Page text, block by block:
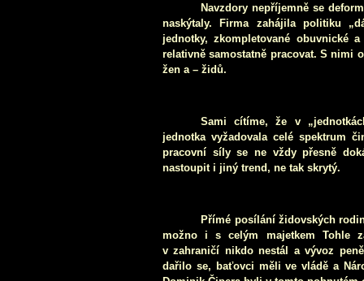
Navzdory nepříjemně se
naskýtaly. Firma zahájila politiku
jednotky, zkompletované obuvnické
relativně samostatně pracovat. S nimi
žen a – židů.
Sami cítíme, že v
jednotka vyžadovala celé spektrum
pracovní síly se ne vždy přesně
nastoupit i jiný trend, ne tak skrytý.
Přímé posílání židovských
možno i s celým majetkem Tohle
v zahraničí nikdo nestál a vývoz
dařilo se, baťovci měli ve vládě a